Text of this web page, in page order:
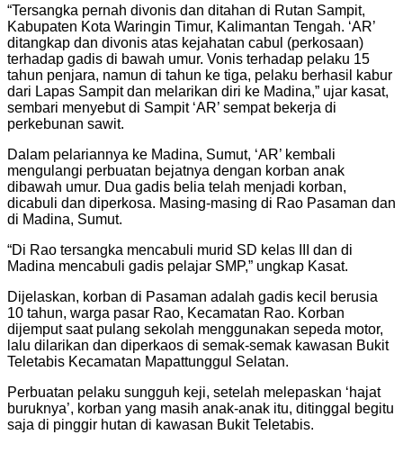
“Tersangka pernah divonis dan ditahan di Rutan Sampit,
Kabupaten Kota Waringin Timur, Kalimantan Tengah. ‘AR’
ditangkap dan divonis atas kejahatan cabul (perkosaan)
terhadap gadis di bawah umur. Vonis terhadap pelaku 15
tahun penjara, namun di tahun ke tiga, pelaku berhasil kabur
dari Lapas Sampit dan melarikan diri ke Madina,” ujar kasat,
sembari menyebut di Sampit ‘AR’ sempat bekerja di
perkebunan sawit.
Dalam pelariannya ke Madina, Sumut, ‘AR’ kembali
mengulangi perbuatan bejatnya dengan korban anak
dibawah umur. Dua gadis belia telah menjadi korban,
dicabuli dan diperkosa. Masing-masing di Rao Pasaman dan
di Madina, Sumut.
“Di Rao tersangka mencabuli murid SD kelas III dan di
Madina mencabuli gadis pelajar SMP,” ungkap Kasat.
Dijelaskan, korban di Pasaman adalah gadis kecil berusia
10 tahun, warga pasar Rao, Kecamatan Rao. Korban
dijemput saat pulang sekolah menggunakan sepeda motor,
lalu dilarikan dan diperkaos di semak-semak kawasan Bukit
Teletabis Kecamatan Mapattunggul Selatan.
Perbuatan pelaku sungguh keji, setelah melepaskan ‘hajat
buruknya’, korban yang masih anak-anak itu, ditinggal begitu
saja di pinggir hutan di kawasan Bukit Teletabis.